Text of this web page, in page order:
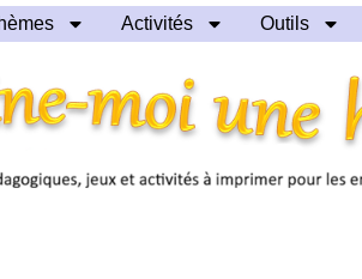
Activités Outils